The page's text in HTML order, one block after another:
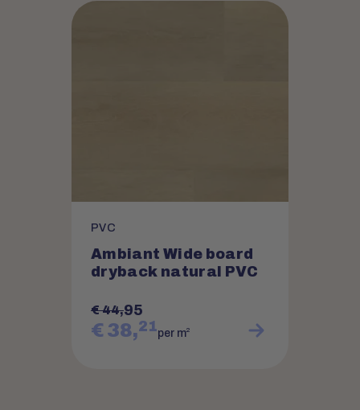
PVC
Ambiant Wide board
dryback natural PVC
€ 44,95
€ 38,21per m2